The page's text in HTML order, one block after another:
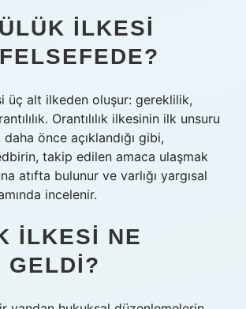
ILKESI
üç alt ilkeden oluşur: gereklilik,
Orantılılık ilkesinin ilk unsuru
önce açıklandığı gibi,
takip edilen amaca ulaşmak
atıfta bulunur ve varlığı yargısal
incelenir.
ILKESI NE
GELDI?